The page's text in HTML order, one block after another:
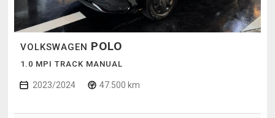
VOLKSWAGEN POLO
1.0 MPI TRACK MANUAL
2023/2024 47.500 km